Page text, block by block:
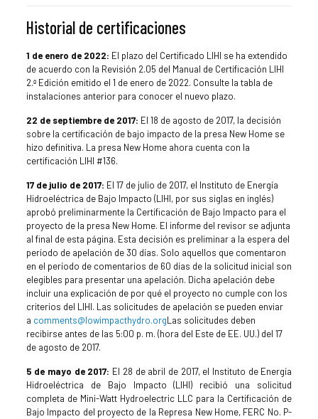
Historial de certificaciones
1 de enero de 2022: El plazo del Certificado LIHI se ha extendido
de acuerdo con la Revisión 2.05 del Manual de Certificación LIHI
2.ª Edición emitido el 1 de enero de 2022. Consulte la tabla de
instalaciones anterior para conocer el nuevo plazo.
22 de septiembre de 2017: El 18 de agosto de 2017, la decisión
sobre la certificación de bajo impacto de la presa New Home se
hizo definitiva. La presa New Home ahora cuenta con la
certificación LIHI #136.
17 de julio de 2017: El 17 de julio de 2017, el Instituto de Energía
Hidroeléctrica de Bajo Impacto (LIHI, por sus siglas en inglés)
aprobó preliminarmente la Certificación de Bajo Impacto para el
proyecto de la presa New Home. El informe del revisor se adjunta
al final de esta página. Esta decisión es preliminar a la espera del
período de apelación de 30 días. Solo aquellos que comentaron
en el período de comentarios de 60 días de la solicitud inicial son
elegibles para presentar una apelación. Dicha apelación debe
incluir una explicación de por qué el proyecto no cumple con los
criterios del LIHI. Las solicitudes de apelación se pueden enviar
a comments@lowimpacthydro.orgLas solicitudes deben
recibirse antes de las 5:00 p. m. (hora del Este de EE. UU.) del 17
de agosto de 2017.
5 de mayo de 2017: El 28 de abril de 2017, el Instituto de Energía
Hidroeléctrica de Bajo Impacto (LIHI) recibió una solicitud
completa de Mini-Watt Hydroelectric LLC para la Certificación de
Bajo Impacto del proyecto de la Represa New Home, FERC No. P-